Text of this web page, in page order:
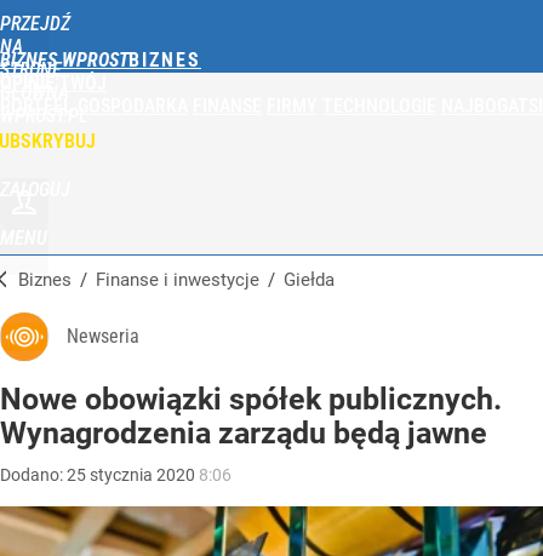
PRZEJDŹ
NA
STRONĘ
BIZNES WPROST
Biznes / Finanse i inwestycje / Giełda
Newseria
Nowe obowiązki spółek publicznych.
Wynagrodzenia zarządu będą jawne
Dodano:25 stycznia 2020 8:06